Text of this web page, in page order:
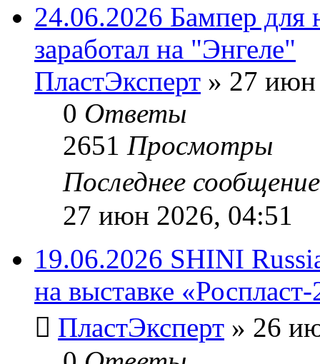
24.06.2026 Бампер для
заработал на "Энгеле"
ПластЭксперт » 27 июн
0 Ответы
2651 Просмотры
Последнее
27 июн 2026, 04:51
19.06.2026 SHINI
на выставке
ПластЭксперт » 26